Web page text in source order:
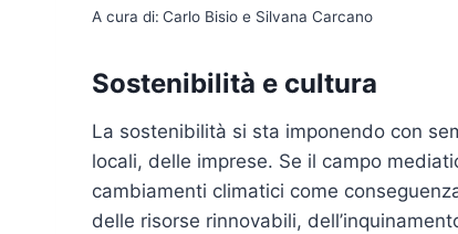
A cura di: Carlo Bisio e Silvana Carcano
Sostenibilità e cultura
La sostenibilità si sta imponendo con
locali, delle imprese. Se il campo
cambiamenti climatici come
delle risorse rinnovabili,